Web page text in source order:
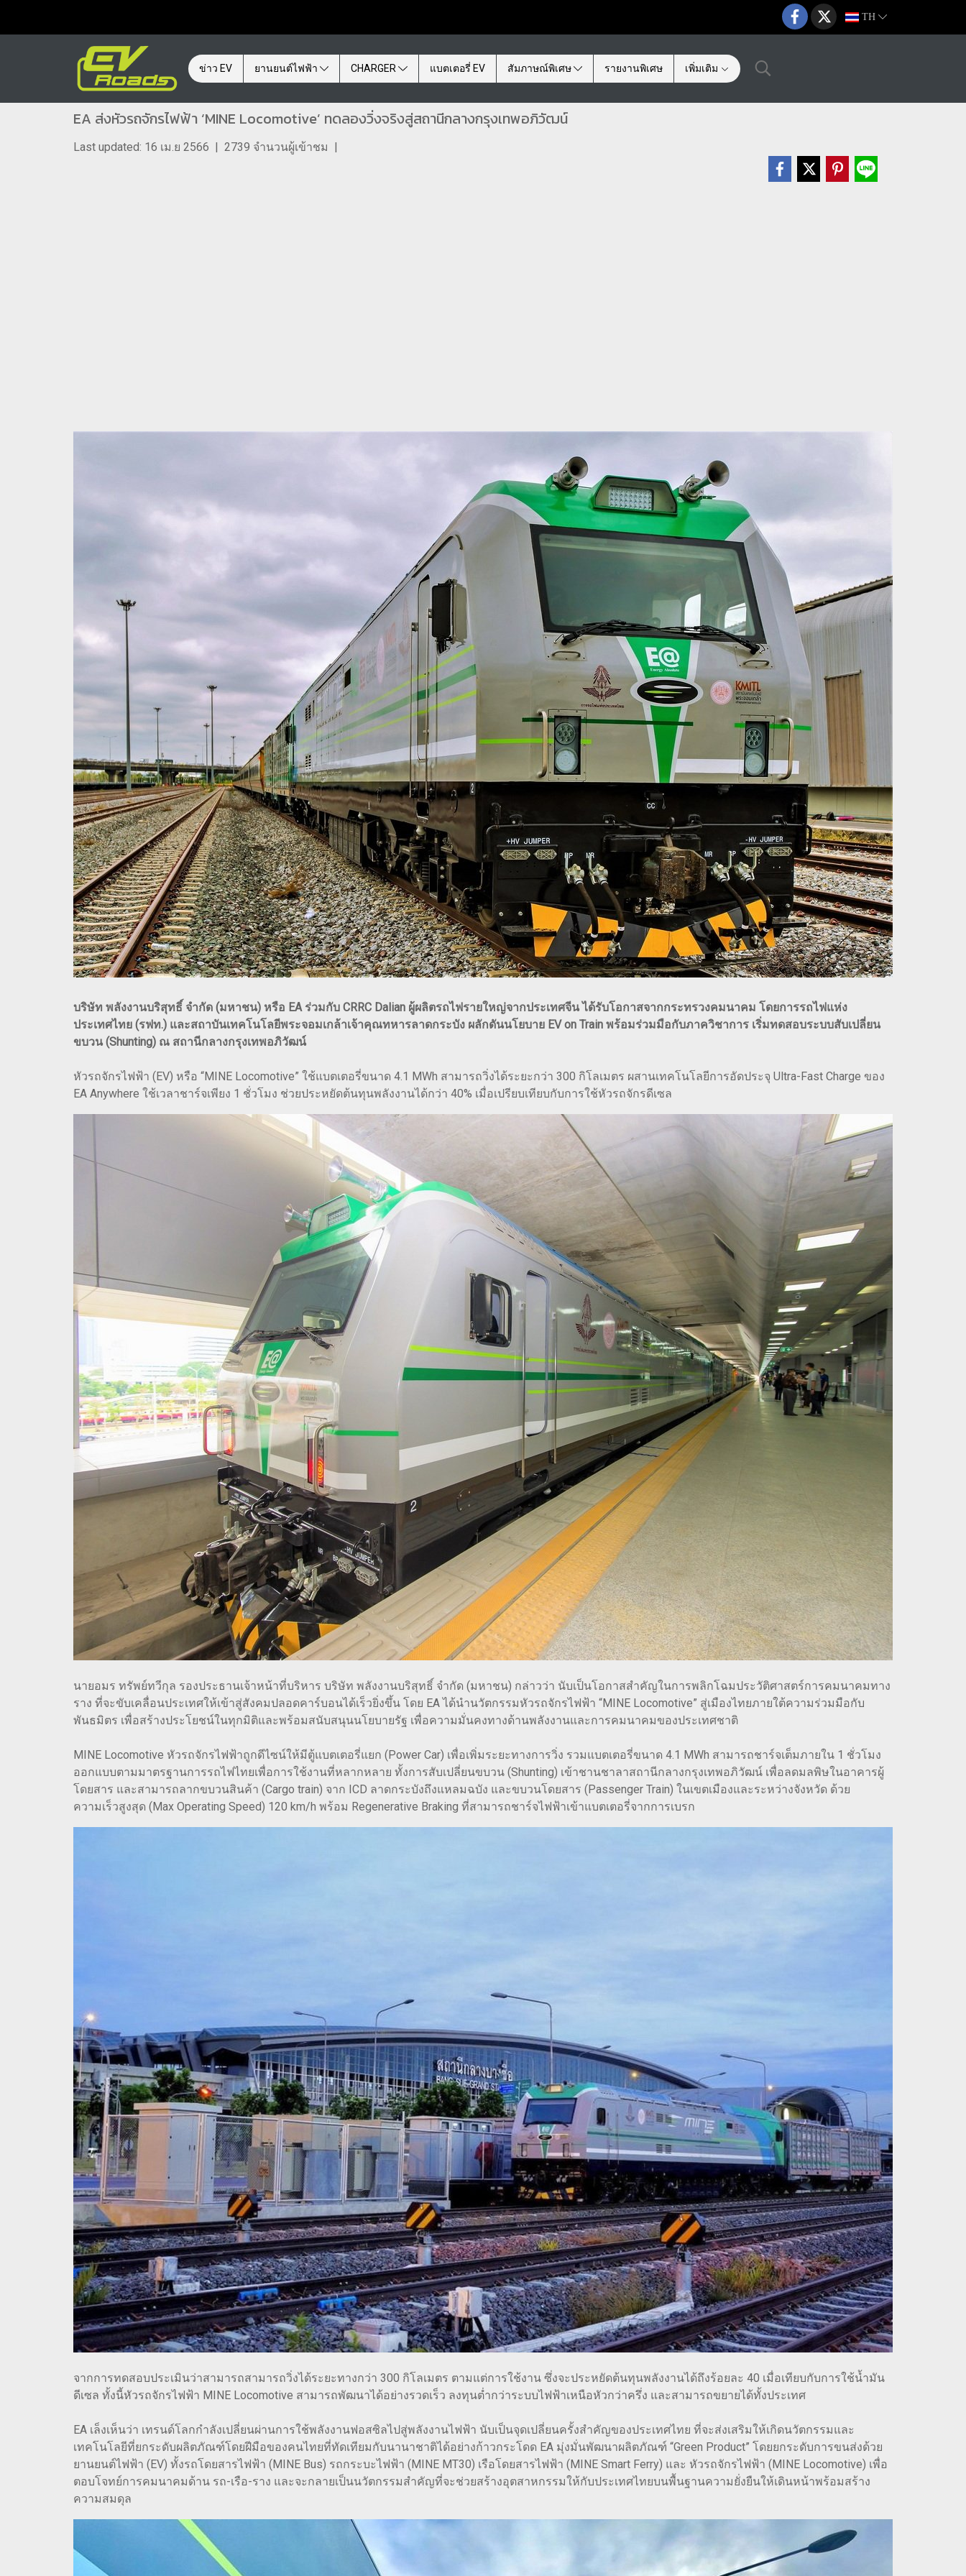
TH
ข่าว EV ยานยนต์ไฟฟ้า CHARGER แบตเตอรี่ EV สัมภาษณ์พิเศษ รายงานพิเศษ เพิ่มเติม
EA ส่งหัวรถจักรไฟฟ้า ‘MINE Locomotive’ ทดลองวิ่งจริงสู่สถานีกลางกรุงเทพอภิวัฒน์
Last updated: 16 เม.ย 2566 | 2739 จำนวนผู้เข้าชม |
บริษัท พลังงานบริสุทธิ์ จำกัด (มหาชน) หรือ EA ร่วมกับ CRRC Dalian ผู้ผลิตรถไฟรายใหญ่จากประเทศจีน ได้รับโอกาสจากกระทรวงคมนาคม โดยการรถไฟแห่ง
ประเทศไทย (รฟท.) และสถาบันเทคโนโลยีพระจอมเกล้าเจ้าคุณทหารลาดกระบัง ผลักดันนโยบาย EV on Train พร้อมร่วมมือกับภาควิชาการ เริ่มทดสอบระบบสับเปลี่ยน
ขบวน (Shunting) ณ สถานีกลางกรุงเทพอภิวัฒน์
หัวรถจักรไฟฟ้า (EV) หรือ “MINE Locomotive” ใช้แบตเตอรี่ขนาด 4.1 MWh สามารถวิ่งได้ระยะกว่า 300 กิโลเมตร ผสานเทคโนโลยีการอัดประจุ Ultra-Fast Charge ของ
EA Anywhere ใช้เวลาชาร์จเพียง 1 ชั่วโมง ช่วยประหยัดต้นทุนพลังงานได้กว่า 40% เมื่อเปรียบเทียบกับการใช้หัวรถจักรดีเซล
นายอมร ทรัพย์ทวีกุล รองประธานเจ้าหน้าที่บริหาร บริษัท พลังงานบริสุทธิ์ จำกัด (มหาชน) กล่าวว่า นับเป็นโอกาสสำคัญในการพลิกโฉมประวัติศาสตร์การคมนาคมทาง
ราง ที่จะขับเคลื่อนประเทศให้เข้าสู่สังคมปลอดคาร์บอนได้เร็วยิ่งขึ้น โดย EA ได้นำนวัตกรรมหัวรถจักรไฟฟ้า “MINE Locomotive” สู่เมืองไทยภายใต้ความร่วมมือกับ
พันธมิตร เพื่อสร้างประโยชน์ในทุกมิติและพร้อมสนับสนุนนโยบายรัฐ เพื่อความมั่นคงทางด้านพลังงานและการคมนาคมของประเทศชาติ
MINE Locomotive หัวรถจักรไฟฟ้าถูกดีไซน์ให้มีตู้แบตเตอรี่แยก (Power Car) เพื่อเพิ่มระยะทางการวิ่ง รวมแบตเตอรี่ขนาด 4.1 MWh สามารถชาร์จเต็มภายใน 1 ชั่วโมง
ออกแบบตามมาตรฐานการรถไฟไทยเพื่อการใช้งานที่หลากหลาย ทั้งการสับเปลี่ยนขบวน (Shunting) เข้าชานชาลาสถานีกลางกรุงเทพอภิวัฒน์ เพื่อลดมลพิษในอาคารผู้
โดยสาร และสามารถลากขบวนสินค้า (Cargo train) จาก ICD ลาดกระบังถึงแหลมฉบัง และขบวนโดยสาร (Passenger Train) ในเขตเมืองและระหว่างจังหวัด ด้วย
ความเร็วสูงสุด (Max Operating Speed) 120 km/h พร้อม Regenerative Braking ที่สามารถชาร์จไฟฟ้าเข้าแบตเตอรี่จากการเบรก
จากการทดสอบประเมินว่าสามารถสามารถวิ่งได้ระยะทางกว่า 300 กิโลเมตร ตามแต่การใช้งาน ซึ่งจะประหยัดต้นทุนพลังงานได้ถึงร้อยละ 40 เมื่อเทียบกับการใช้น้ำมัน
ดีเซล ทั้งนี้หัวรถจักรไฟฟ้า MINE Locomotive สามารถพัฒนาได้อย่างรวดเร็ว ลงทุนต่ำกว่าระบบไฟฟ้าเหนือหัวกว่าครึ่ง และสามารถขยายได้ทั้งประเทศ
EA เล็งเห็นว่า เทรนด์โลกกำลังเปลี่ยนผ่านการใช้พลังงานฟอสซิลไปสู่พลังงานไฟฟ้า นับเป็นจุดเปลี่ยนครั้งสำคัญของประเทศไทย ที่จะส่งเสริมให้เกิดนวัตกรรมและ
เทคโนโลยีที่ยกระดับผลิตภัณฑ์โดยฝีมือของคนไทยที่ทัดเทียมกับนานาชาติได้อย่างก้าวกระโดด EA มุ่งมั่นพัฒนาผลิตภัณฑ์ “Green Product” โดยยกระดับการขนส่งด้วย
ยานยนต์ไฟฟ้า (EV) ทั้งรถโดยสารไฟฟ้า (MINE Bus) รถกระบะไฟฟ้า (MINE MT30) เรือโดยสารไฟฟ้า (MINE Smart Ferry) และ หัวรถจักรไฟฟ้า (MINE Locomotive) เพื่อ
ตอบโจทย์การคมนาคมด้าน รถ-เรือ-ราง และจะกลายเป็นนวัตกรรมสำคัญที่จะช่วยสร้างอุตสาหกรรมให้กับประเทศไทยบนพื้นฐานความยั่งยืนให้เดินหน้าพร้อมสร้าง
ความสมดุล